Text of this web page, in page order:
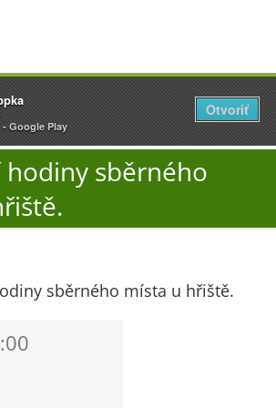
Úřad
O obci
Aktuality
hodiny sběrného
sběrného místa u hřiště.
Play
Otevřít
Google Play
Otvoriť